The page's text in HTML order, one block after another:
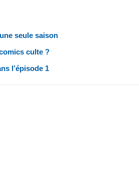
seule saison
culte ?
l’épisode 1